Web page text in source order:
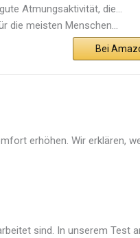
Atmungsaktivität, die...
die meisten Menschen...
Bei
erhöhen. Wir erklären,
sind. In unserem Test